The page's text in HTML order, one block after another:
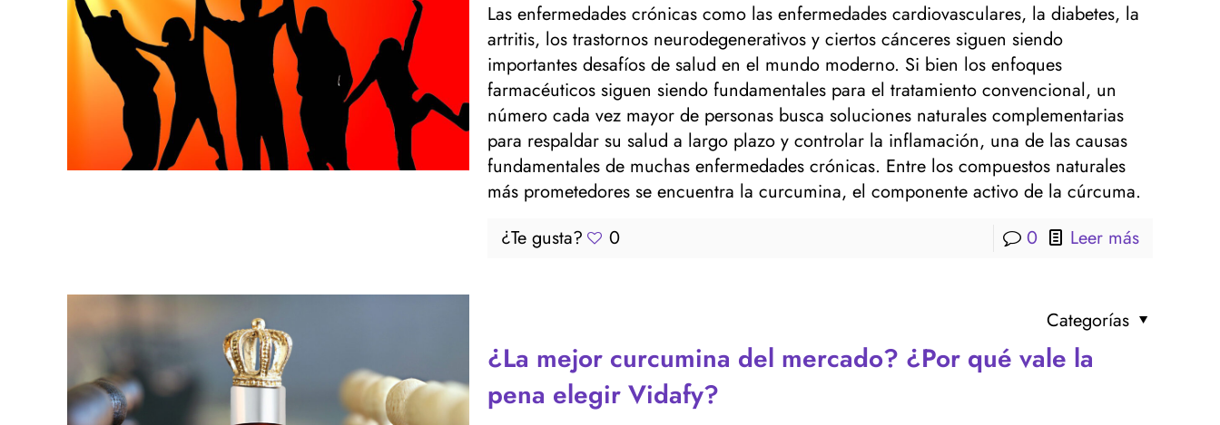
Las enfermedades crónicas como las enfermedades cardiovasculares, la diabetes, la
artritis, los trastornos neurodegenerativos y ciertos cánceres siguen siendo
importantes desafíos de salud en el mundo moderno. Si bien los enfoques
farmacéuticos siguen siendo fundamentales para el tratamiento convencional, un
número cada vez mayor de personas busca soluciones naturales complementarias
para respaldar su salud a largo plazo y controlar la inflamación, una de las causas
fundamentales de muchas enfermedades crónicas. Entre los compuestos naturales
más prometedores se encuentra la curcumina, el componente activo de la cúrcuma.
¿Te gusta?
0 0 Leer más
Categorías
¿La mejor curcumina del mercado? ¿Por qué vale la
pena elegir Vidafy?